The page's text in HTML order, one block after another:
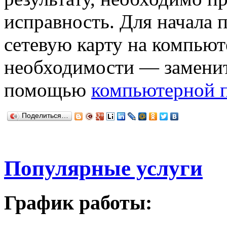
исправность. Для начала
сетевую карту на
необходимости —
помощью компьютерной
Поделиться…
Популярные услуги
График работы: